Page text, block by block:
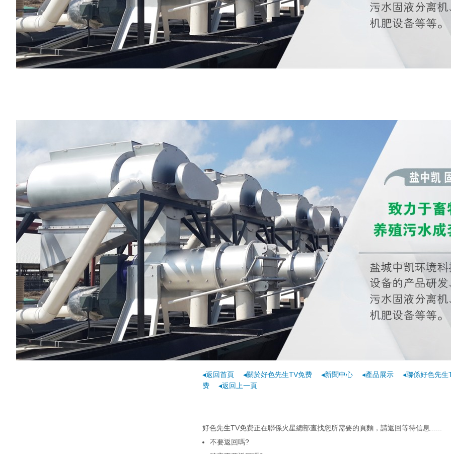
◂返回首頁 ◂關於好色先生TV免费 ◂新聞中心 ◂產品展示
◂聯係好色先生
费
◂返回上一頁
好色先生TV免费正在聯係火星總部查找您所需要的頁麵，請返回等待信息......
不要返回嗎?